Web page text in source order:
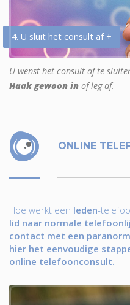
4. U sluit het consult af +
U wenst het consult af te
Haak gewoon in of leg af.
ONLINE
Hoe werkt een leden-
lid naar normale
contact met een
hier het eenvoudige
online telefoonconsult.